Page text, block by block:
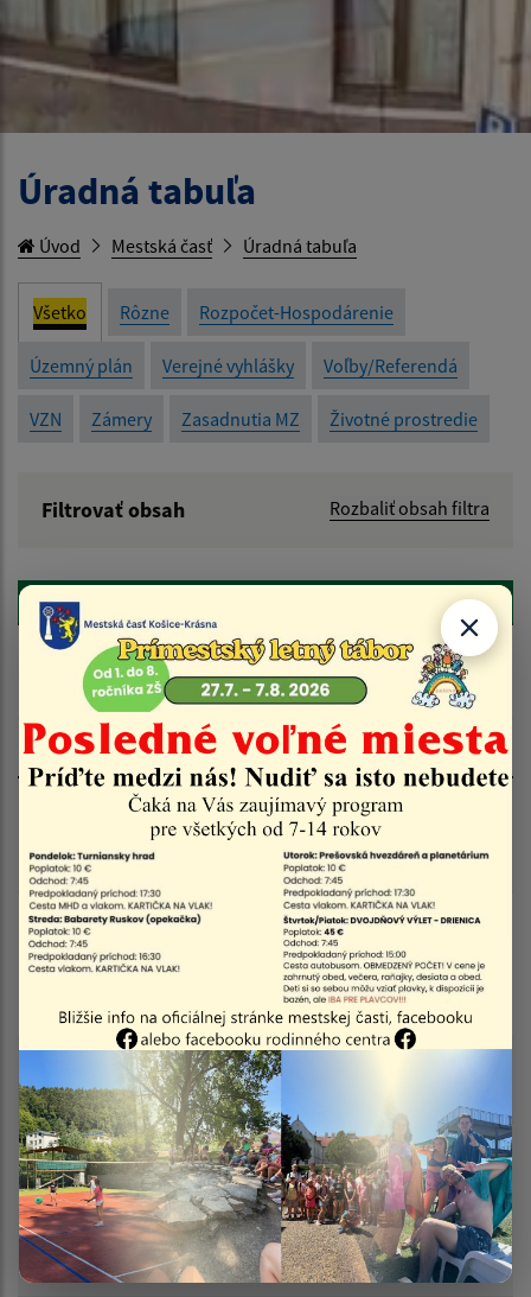
Úradná tabuľa
Úvod Mestská časť Úradná tabuľa
Všetko Rôzne Rozpočet-Hospodárenie
Územný plán Verejné vyhlášky Voľby/Referendá
VZN Zámery Zasadnutia MZ Životné prostredie
Filtrovať obsah Rozbaliť obsah filtra
Popis:
Dátum zverejnenia od:
Dátum zverejnenia do:
Filtrovať Reset
Detail úradného dokumentu
Položka Informácia
Oznámenie o začatí územného konania
verejnou vyhláškou a nariadenie ústneho
Popis
Začatie územného konania verejnou
vyhláškou stavby s názvom :„Rezidencia
Pavlova hora - Bytový dom A + B +
infraštruktúra“
dokumentu
Verejné vyhlášky
Doplňujúce
informácie
Dátum
zverejnenia
21.05.2026